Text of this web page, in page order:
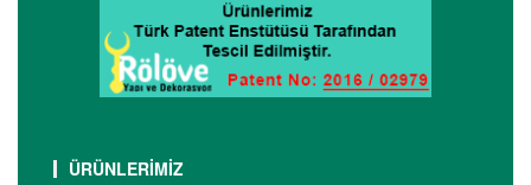
ÜRÜNLERİMİZ